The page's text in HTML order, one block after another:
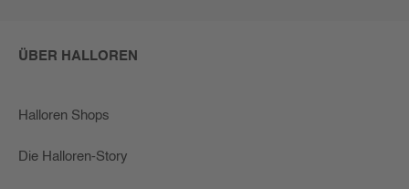
ÜBER HALLOREN
Halloren Shops
Die Halloren-Story